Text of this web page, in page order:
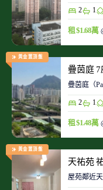
2 1
租 $1.68萬
黃金置頂盤
疊茵庭 7
疊茵庭（
2 1
租 $1.48萬
黃金置頂盤
天祐苑
屋苑鄰近